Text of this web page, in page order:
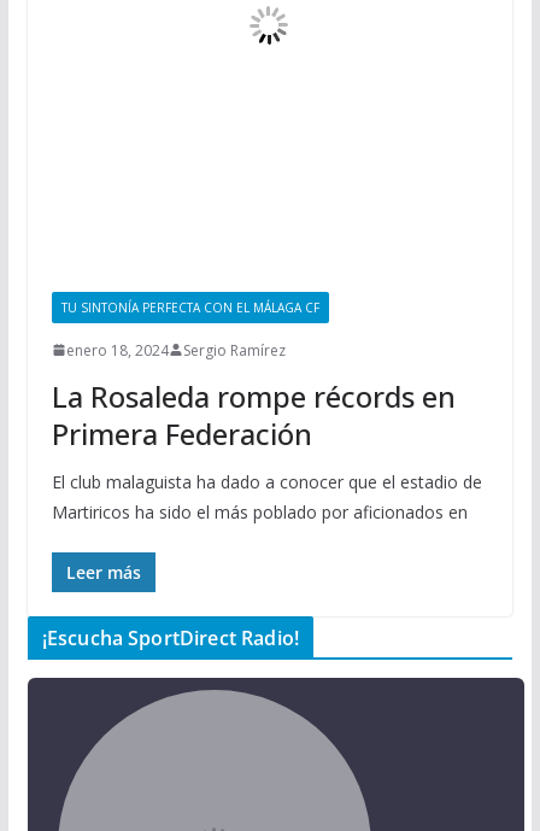
TU SINTONÍA PERFECTA CON EL MÁLAGA CF
enero 18, 2024 Sergio Ramírez
La Rosaleda rompe récords en
Primera Federación
El club malaguista ha dado a conocer que el estadio de
Martiricos ha sido el más poblado por aficionados en
Leer más
¡Escucha SportDirect Radio!